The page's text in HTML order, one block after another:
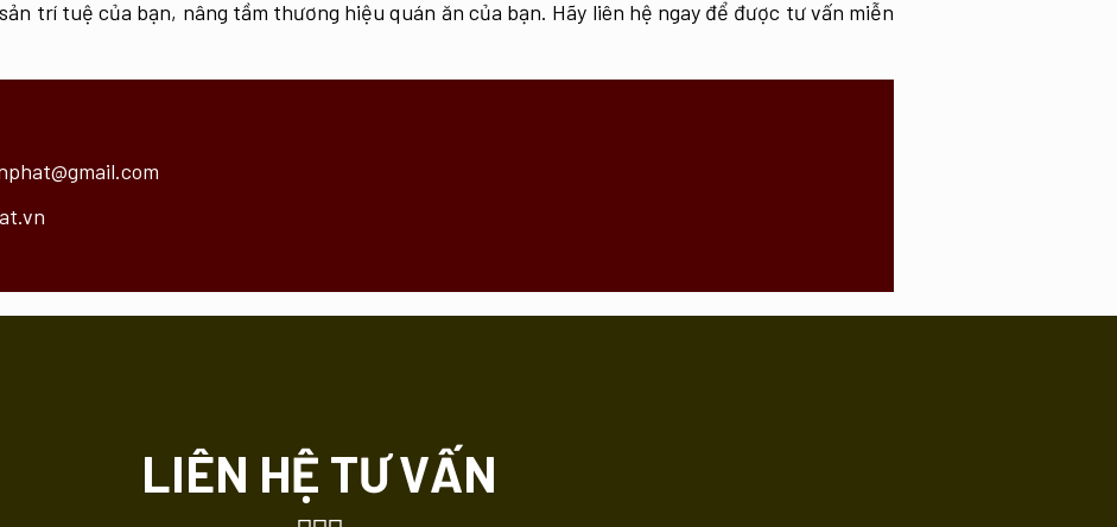
trí tuệ của bạn, nâng tầm thương hiệu quán ăn của bạn. Hãy liên hệ ngay để được tư vấn miễn
LIÊN HỆ TƯ VẤN